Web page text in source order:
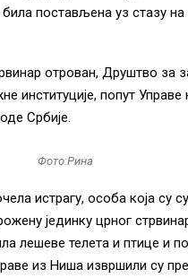
постављена уз стазу
отрован, Друштво за
институције, попут
Србије.
Фото:Рина
истрагу, особа која су
јединку црног
лешеве телета и птице и
из Ниша извршили су